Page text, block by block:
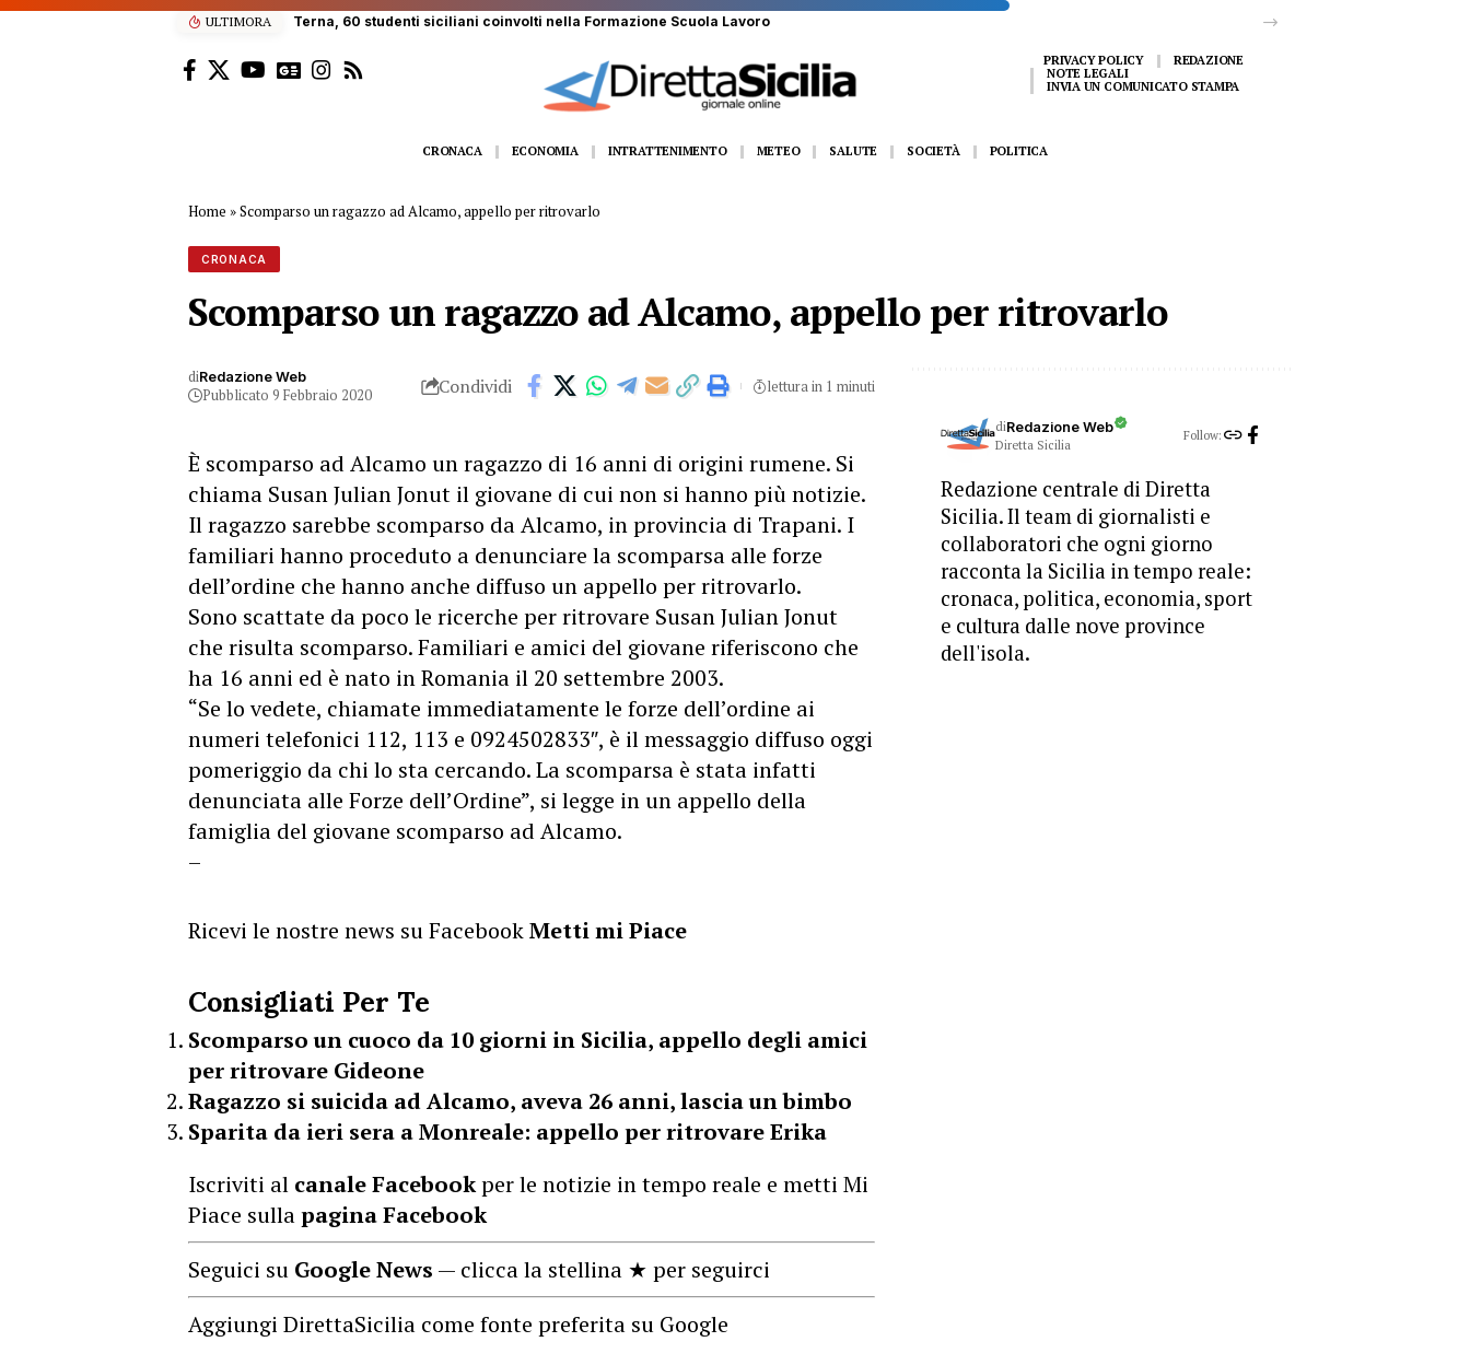
ULTIMORA Terna, 60 studenti siciliani coinvolti nella Formazione Scuola Lavoro
PRIVACY POLICY
REDAZIONE
NOTE LEGALI
INVIA UN COMUNICATO STAMPA
CRONACA ECONOMIA INTRATTENIMENTO METEO SALUTE SOCIETÀ POLITICA
Home »Scomparso un ragazzo ad Alcamo, appello per ritrovarlo
CRONACA
Scomparso un ragazzo ad Alcamo, appello per ritrovarlo
diRedazione Web
Pubblicato 9 Febbraio 2020 Condividi lettura in 1 minuti
È scomparso ad Alcamo un ragazzo di 16 anni di origini rumene. Si
chiama Susan Julian Jonut il giovane di cui non si hanno più notizie.
Il ragazzo sarebbe scomparso da Alcamo, in provincia di Trapani. I
familiari hanno proceduto a denunciare la scomparsa alle forze
dell’ordine che hanno anche diffuso un appello per ritrovarlo.
Sono scattate da poco le ricerche per ritrovare Susan Julian Jonut
che risulta scomparso. Familiari e amici del giovane riferiscono che
ha 16 anni ed è nato in Romania il 20 settembre 2003.
“Se lo vedete, chiamate immediatamente le forze dell’ordine ai
numeri telefonici 112, 113 e 0924502833″, è il messaggio diffuso oggi
pomeriggio da chi lo sta cercando. La scomparsa è stata infatti
denunciata alle Forze dell’Ordine”, si legge in un appello della
famiglia del giovane scomparso ad Alcamo.
–
Ricevi le nostre news su FacebookMetti mi Piace
Consigliati Per Te
Scomparso un cuoco da 10 giorni in Sicilia, appello degli amici
per ritrovare Gideone
Ragazzo si suicida ad Alcamo, aveva 26 anni, lascia un bimbo
Sparita da ieri sera a Monreale: appello per ritrovare Erika
Iscriviti al canale Facebookper le notizie in tempo reale e metti Mi
Piace sullapagina Facebook
Seguici su Google News — clicca la stellina ★ per seguirci
Aggiungi DirettaSicilia come fonte preferita su Google
diRedazione Web
Diretta Sicilia
Follow:
Redazione centrale di Diretta
Sicilia. Il team di giornalisti e
collaboratori che ogni giorno
racconta la Sicilia in tempo reale:
cronaca, politica, economia, sport
e cultura dalle nove province
dell'isola.